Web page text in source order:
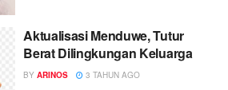
Aktualisasi Menduwe, Tutur
Berat Dilingkungan Keluarga
BY ARINOS 3 TAHUN AGO